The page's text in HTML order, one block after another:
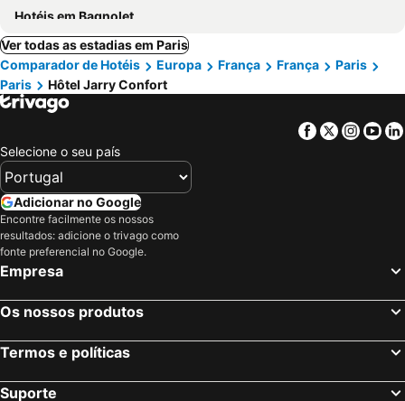
Hotéis em Bagnolet
Ver todas as estadias em Paris
Comparador de Hotéis
Europa França França
Paris
Paris
Hôtel Jarry Confort
Facebook
Twitter
Selecione o seu país
Adicionar no Google
Encontre facilmente os nossos
resultados: adicione o trivago como
fonte preferencial no Google.
Empresa
Os nossos produtos
Termos e políticas
Suporte